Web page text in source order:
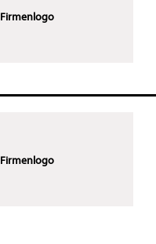
Firmenlogo
Firmenlogo